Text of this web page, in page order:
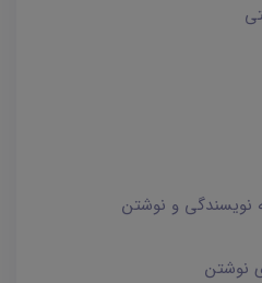
نویسندگی و نوشتن
نوشتن